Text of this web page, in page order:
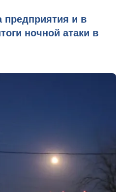
и в
ночной атаки в